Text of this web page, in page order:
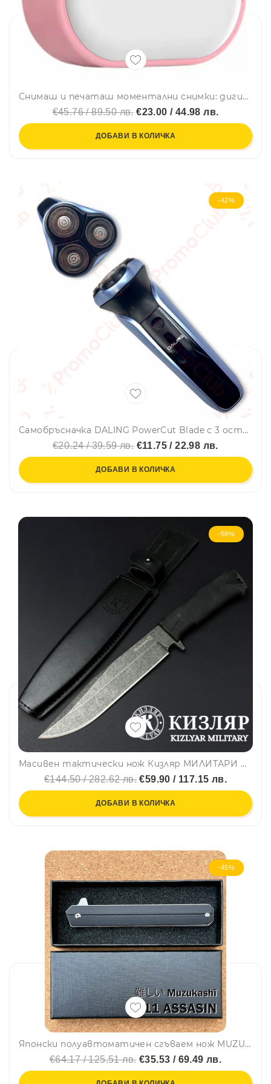
Снимаш и печаташ моментални снимки: дигитална камера PHOTO MAX POLAROID с вграден принтер - РОЗОВ
€45.76 / 89.50 лв.€23.00 / 44.98 лв.
ДОБАВИ В КОЛИЧКА
-42%
Самобръсначка DALING PowerCut Blade с 3 остриета
€20.24 / 39.59 лв.€11.75 / 22.98 лв.
ДОБАВИ В КОЛИЧКА
-59%
Масивен тактически нож Кизляр МИЛИТАРИ BLACK, стомана AUS-8, твърда кожена кания, KIZLYAR MILITARY
€144.50 / 282.62 лв. €59.90 / 117.15 лв.
ДОБАВИ В КОЛИЧКА
-45%
Японски полуавтоматичен сгъваем нож MUZUKASHI X11 ASSASIN, стомана D2, линейно заключване, кутия
€64.17 / 125.51 лв.€35.53 / 69.49 лв.